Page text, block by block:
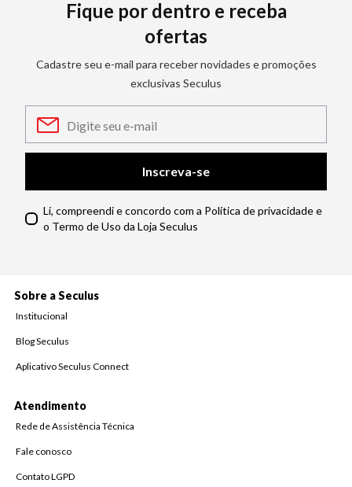
Fique por dentro e receba
ofertas
Cadastre seu e-mail para receber novidades e promoções
exclusivas Seculus
Inscreva-se
Li, compreendi e concordo com a Política de privacidade e
o Termo de Uso da Loja Seculus
Sobre a Seculus
Institucional
Blog Seculus
Aplicativo Seculus Connect
Atendimento
Rede de Assistência Técnica
Fale conosco
Contato LGPD